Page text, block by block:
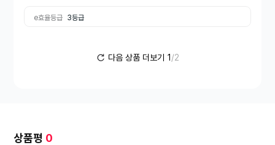
e효율등급 3등급
다음 상품 더보기 1 /2
상품평 0